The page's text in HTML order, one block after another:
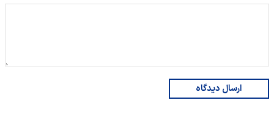
ارسال دیدگاه